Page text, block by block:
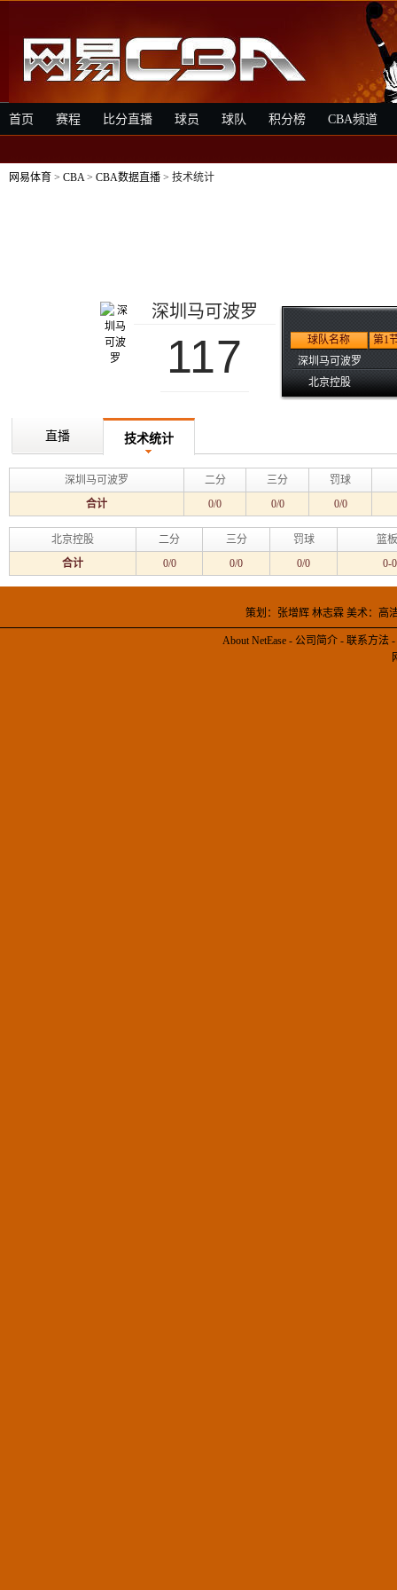
首页 赛程 比分直播 球员 球队 积分榜 CBA频道
网易体育 > CBA> CBA数据直播 > 技术统计
深圳马可波罗
117 球队名称
第1
深圳马可波罗
北京控股
直播 技术统计
深圳马可波罗 二分 三分
罚球
合计
0/0 0/0 0/0
北京控股 二分 三分 罚球
篮
合计
0/0 0/0 0/0 0-
策划：张增辉 林志霖 美术：
About NetEase - 公司简介 - 联系方法 -